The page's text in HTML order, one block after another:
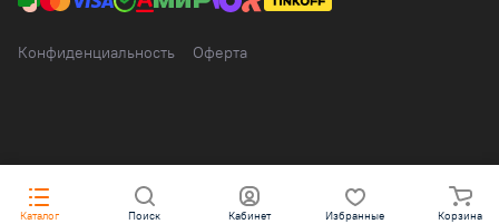
Конфиденциальность Оферта
Каталог Поиск Кабинет Избранные Корзина